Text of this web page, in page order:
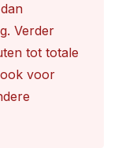
Verder
tot totale
voor